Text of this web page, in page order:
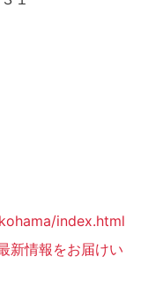
index.html
新情報をお届けい